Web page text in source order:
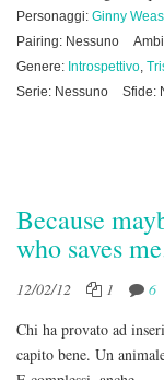
Personaggi: Ginny
Pairing: Nessuno
Genere: Introspettivo,
Serie: Nessuno
Sfide:
Because
who saves
12/02/12 1 6
Chi ha provato ad
capito bene. Un